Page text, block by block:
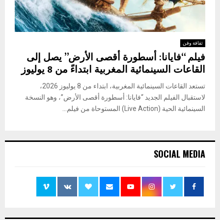
ثقافة وفن
فيلم “فايانا: أسطورة أقصى الأرض” يصل إلى
القاعات السينمائية المغربية ابتداءً من 8 يوليوز
تستعد القاعات السينمائية المغربية، ابتداء من 8 يوليوز 2026،
لاستقبال الفيلم الجديد “فايانا: أسطورة أقصى الأرض”، وهو النسخة
السينمائية الحية (Live Action) المستوحاة من فيلم...
SOCIAL MEDIA